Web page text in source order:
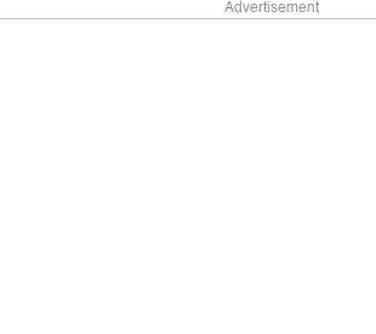
Advertisement